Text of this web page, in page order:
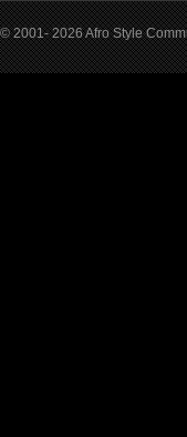
© 2001- 2026 Afro Style